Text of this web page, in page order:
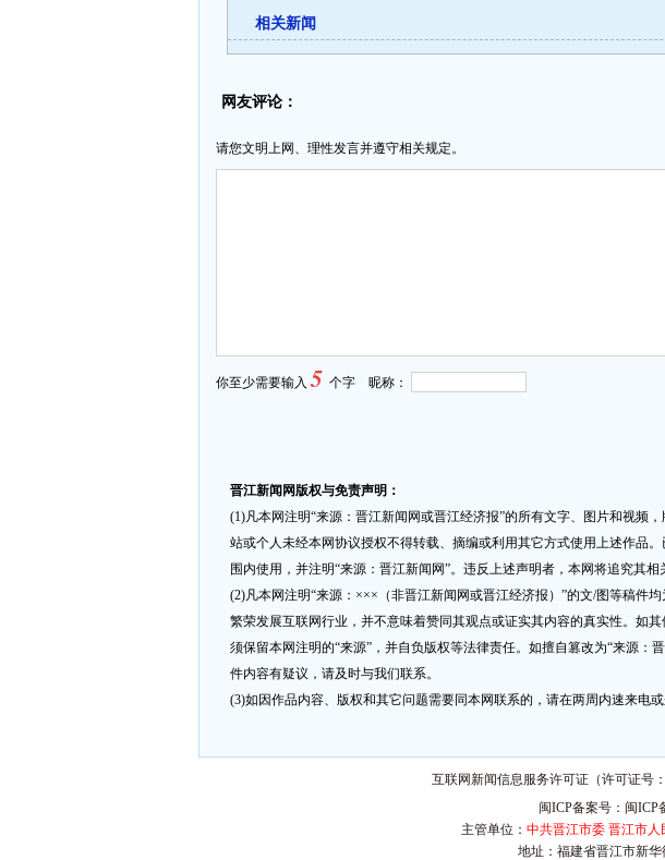
相关新闻
网友评论：
请您文明上网、理性发言并遵守相关规定。
你至少需要输入5 个字 昵称：
晋江新闻网版权与免责声明：
(1)凡本网注明“来源：晋江新闻网或晋江经济报”的所有文字、图片和视频
站或个人未经本网协议授权不得转载、摘编或利用其它方式使用上述作品
围内使用，并注明“来源：晋江新闻网”。违反上述声明者，本网将追究其相
(2)凡本网注明“来源：×××（非晋江新闻网或晋江经济报）”的文/图等稿件
繁荣发展互联网行业，并不意味着赞同其观点或证实其内容的真实性。如
须保留本网注明的“来源”，并自负版权等法律责任。如擅自篡改为“来源：
件内容有疑议，请及时与我们联系。
(3)如因作品内容、版权和其它问题需要同本网联系的，请在两周内速来电或
互联网新闻信息服务许可证（许可证号
闽ICP备案号：闽ICP
主管单位： 中共晋江市委 晋江市人
地址：福建省晋江市新